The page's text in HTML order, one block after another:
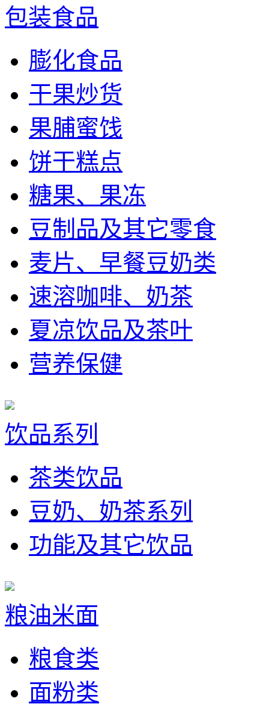
包装食品
膨化食品
干果炒货
果脯蜜饯
饼干糕点
糖果、果冻
豆制品及其它零食
麦片、早餐豆奶类
速溶咖啡、奶茶
夏凉饮品及茶叶
营养保健
饮品系列
茶类饮品
豆奶、奶茶系列
功能及其它饮品
粮油米面
粮食类
面粉类